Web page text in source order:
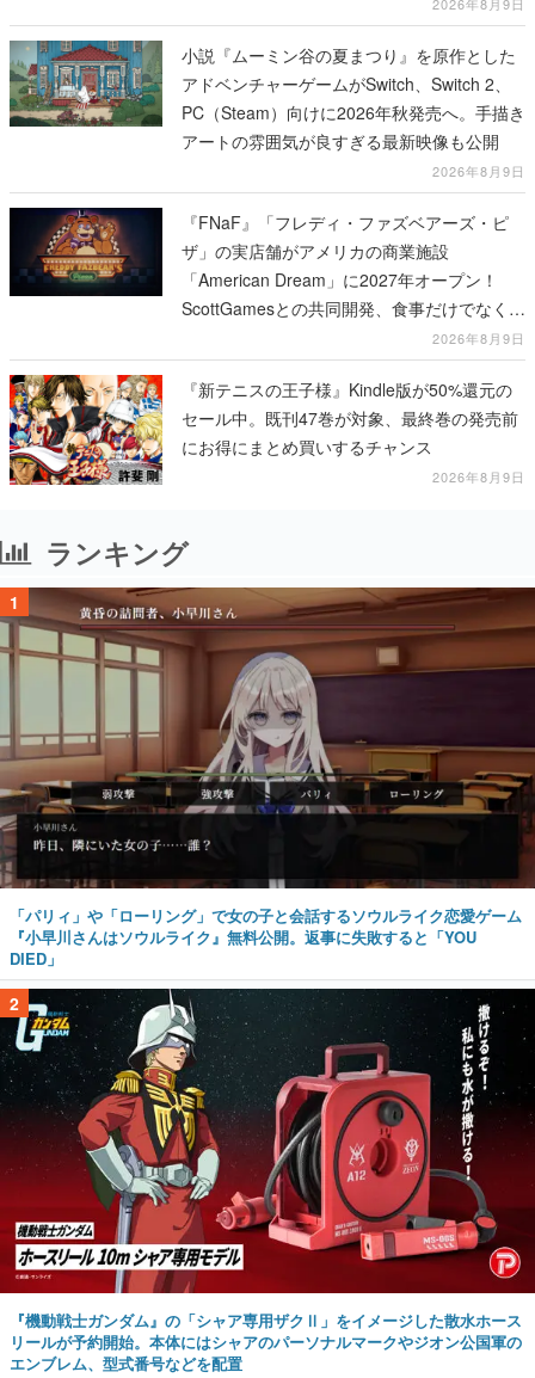
2026年8月9日
小説『ムーミン谷の夏まつり』を原作とした
アドベンチャーゲームがSwitch、Switch 2、
PC（Steam）向けに2026年秋発売へ。手描き
アートの雰囲気が良すぎる最新映像も公開
2026年8月9日
『FNaF』「フレディ・ファズベアーズ・ピ
ザ」の実店舗がアメリカの商業施設
「American Dream」に2027年オープン！
ScottGamesとの共同開発、食事だけでなくス
テージショーや没入型のホラー体験も楽しめ
る
2026年8月9日
『新テニスの王子様』Kindle版が50%還元の
セール中。既刊47巻が対象、最終巻の発売前
にお得にまとめ買いするチャンス
2026年8月9日
ランキング
1
「パリィ」や「ローリング」で女の子と会話するソウルライク恋愛ゲーム
『小早川さんはソウルライク』無料公開。返事に失敗すると「YOU
DIED」
2
『機動戦士ガンダム』の「シャア専用ザクⅡ」をイメージした散水ホース
リールが予約開始。本体にはシャアのパーソナルマークやジオン公国軍の
エンブレム、型式番号などを配置